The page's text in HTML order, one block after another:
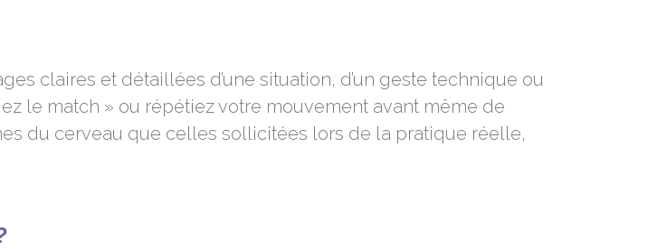
claires et détaillées d’une situation, d’un geste technique ou
le match » ou répétiez votre mouvement avant même de
du cerveau que celles sollicitées lors de la pratique réelle,